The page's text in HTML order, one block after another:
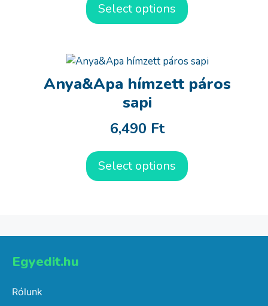
Select options
Anya&Apa hímzett páros
sapi
6,490 Ft
Select options
Egyedit.hu
Rólunk